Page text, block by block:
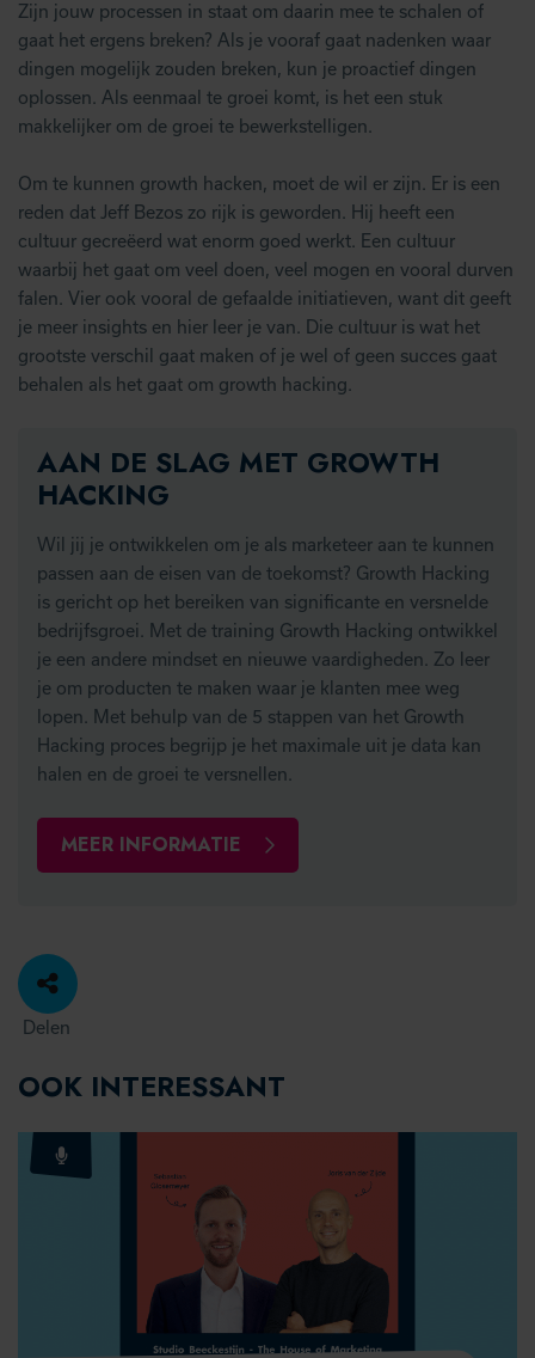
Zijn jouw processen in staat om daarin mee te schalen of
gaat het ergens breken? Als je vooraf gaat nadenken waar
dingen mogelijk zouden breken, kun je proactief dingen
oplossen. Als eenmaal te groei komt, is het een stuk
makkelijker om de groei te bewerkstelligen.
Om te kunnen growth hacken, moet de wil er zijn. Er is een
reden dat Jeff Bezos zo rijk is geworden. Hij heeft een
cultuur gecreëerd wat enorm goed werkt. Een cultuur
waarbij het gaat om veel doen, veel mogen en vooral durven
falen. Vier ook vooral de gefaalde initiatieven, want dit geeft
je meer insights en hier leer je van. Die cultuur is wat het
grootste verschil gaat maken of je wel of geen succes gaat
behalen als het gaat om growth hacking.
AAN DE SLAG MET GROWTH
HACKING
Wil jij je ontwikkelen om je als marketeer aan te kunnen
passen aan de eisen van de toekomst? Growth Hacking
is gericht op het bereiken van significante en versnelde
bedrijfsgroei. Met de training Growth Hacking ontwikkel
je een andere mindset en nieuwe vaardigheden. Zo leer
je om producten te maken waar je klanten mee weg
lopen. Met behulp van de 5 stappen van het Growth
Hacking proces begrijp je het maximale uit je data kan
halen en de groei te versnellen.
MEER INFORMATIE
Delen
OOK INTERESSANT